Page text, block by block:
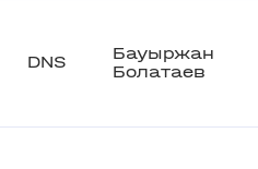
DNS
Бауыржан
Болатаев